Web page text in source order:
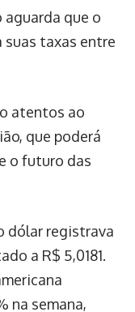
aguarda que o
suas taxas entre
atentos ao
que poderá
o futuro das
dólar registrava
a R$ 5,0181.
na semana,